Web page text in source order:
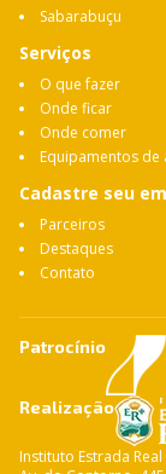
Sabarabuçu
Serviços
O que fazer
Onde ficar
Onde comer
Equipamentos de
Cadastre seu
Parceiros
Destaques
Contato
Patrocínio
Realização
Instituto Estrada Real